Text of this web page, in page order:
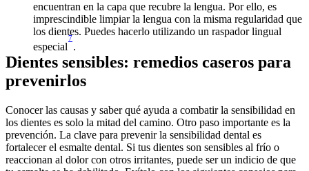
encuentran en la capa que recubre la lengua. Por ello, es
imprescindible limpiar la lengua con la misma regularidad que
los dientes. Puedes hacerlo utilizando un raspador lingual
especial
7
.
Dientes sensibles: remedios caseros para
prevenirlos
Conocer las causas y saber qué ayuda a combatir la sensibilidad en
los dientes es solo la mitad del camino. Otro paso importante es la
prevención. La clave para prevenir la sensibilidad dental es
fortalecer el esmalte dental. Si tus dientes son sensibles al frío o
reaccionan al dolor con otros irritantes, puede ser un indicio de que